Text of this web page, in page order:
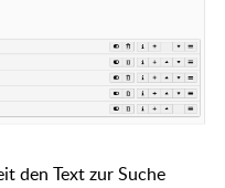
den Text zur Suche